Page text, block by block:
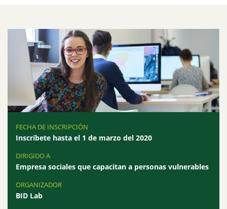
FECHA DE INSCRIPCIÓN
Inscríbete hasta el 1 de marzo del 2020
DIRIGIDO A
Empresa sociales que capacitan a personas vulnerables
ORGANIZADOR
BID Lab